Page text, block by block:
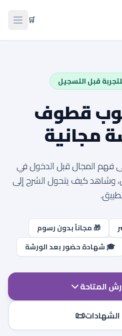
🛒 فتح
قبل التسجيل
قطوف
مجانية
المجال قبل الدخول في
وشاهد كيف يتحول الشرح إلى
🎁 مجاناً بدون رسوم
🎓 شهادة حضور بعد الورشة
المتاحة
الشهادات📜